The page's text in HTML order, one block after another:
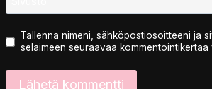
Tallenna nimeni, sähköpostiosoitteeni ja
selaimeen seuraavaa kommentointikertaa